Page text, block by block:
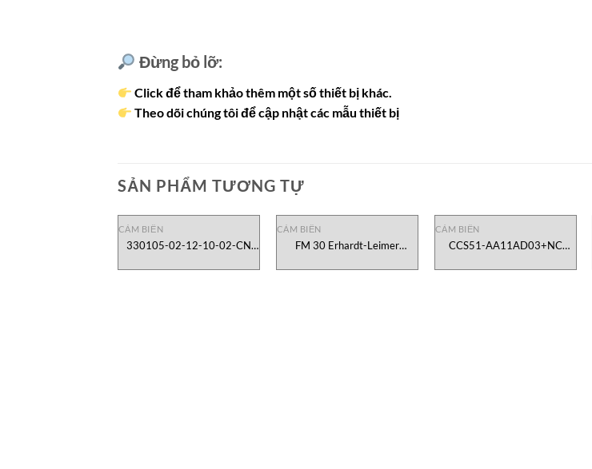
Đừng bỏ lỡ:
Click để tham khảo thêm một số thiết bị khác.
Theo dõi chúng tôi để cập nhật các mẫu thiết bị
SẢN PHẨM TƯƠNG TỰ
CẢM BIẾN
330105-02-12-10-02-CN
CẢM BIẾN
FM 30 Erhardt-Leimer
CẢM BIẾN
CCS51-AA11AD03+NC